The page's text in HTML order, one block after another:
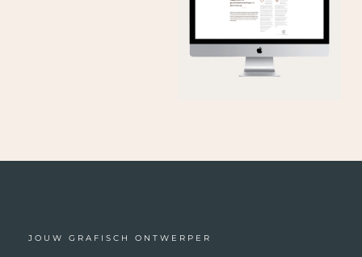
JOUW GRAFISCH ONTWERPER